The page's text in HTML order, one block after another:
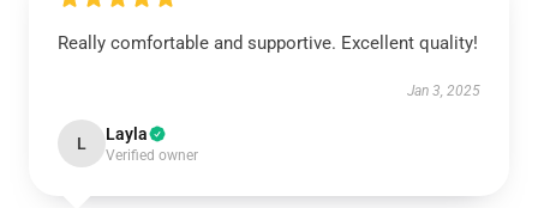
Really comfortable and supportive. Excellent quality!
Jan 3, 2025
L Layla
Verified owner